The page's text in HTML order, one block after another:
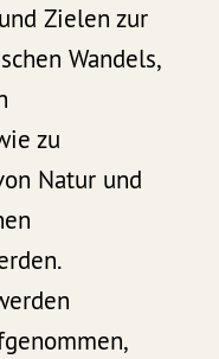
Zielen zur
Wandels,
zu
Natur und